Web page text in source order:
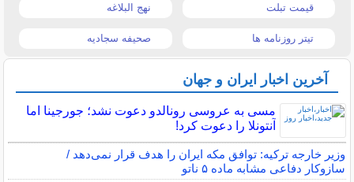
قیمت تبلت نهج البلاغه
تیتر روزنامه ها صحیفه سجادیه
آخرین اخبار ایران و جهان
مسی به عروسی رونالدو دعوت نشد؛ جورجینا اما
آنتونلا را دعوت کرد!
وزیر خارجه ترکیه: توافق مکه ایران را هدف قرار نمی‌دهد /
سازوکار دفاعی مشابه ماده ۵ ناتو